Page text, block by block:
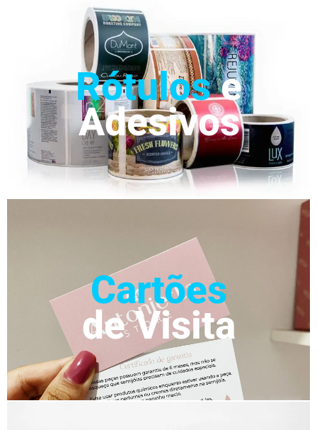
Rótulose
Adesivos
Cartões
de Visita